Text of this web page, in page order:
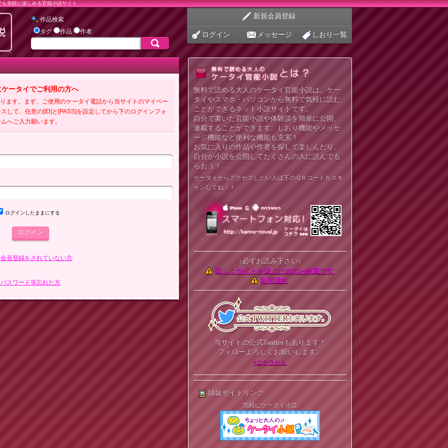
気軽に楽しめる官能小説サイト
作品検索
タグ
作品 作者
新規会員登録
ログイン メッセージ しおり一覧
ータイでご利用の方へ
ます。まず、ご使用のケータイ電話から当サイトのマイペー
して、任意の[ID]と[PASS]を設定してから下のログインフォ
へご入力願います。
ログインしたままにする
員登録をされていない方
スワード等忘れた方
無料で読める大人のケータイ官能小説は、ケー
タイやスマホ・パソコンから無料で気軽に読む
ことができるネット小説サイトです。
自分で書いた官能小説や体験談を簡単に公開、
連載することができます。しおり機能やメッセ
ージ機能など便利な機能も充実！
お気に入りの作品や作者を探して楽しんだり、
自分が小説を公開してたくさんの人に読んでも
らおう！
ケータイからアクセスしたい人は下のＱＲコードをスキ
ャンしてね！！
↓必ずお読み下さい↓
楽しくサイトを遊ぶためのお約束です
利用規約
当サイトの公式Twitterもあります！
フォローよろしくお願いします。
>コチラから
姉妹サイトリンク
気軽にケータイ小説